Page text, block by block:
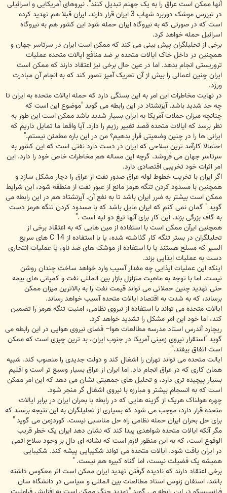
آنها ممکن است عراق را به یک جهنم تبدیل کنند". نیروهای آمریکایی و اسرائیلی
در تیررس موشک دوربرد شهاب 3 ایران قرار دارند. ایران قبلا هم تهدید کرده
است که در صورتی که به نیروگاه ایران حمله شود این کشور هم به نیروگاه
اسرائیل حمله خواهد کرد.
برخی از تحلیلگران پیش بینی می کند که ممکن است ایران در سرتاسر جهان و
همچنین در داخل خاک ایالات متحده بر ضد منافع ایالات متحده عملیات
تروریستی انجام بدهد. اما در عین حال برخی نیز اعتقاد دارند که ممکن است
ایران چنین اعمالی را بیش از آن تحریک آمیز تصور کند که به انجام آن مبادرت
ورزد.
در نهایت مخاطرات این امر به این بستگی دارد که حمله ایالات متحده به ایران تا
چه حد شدید باشد. آیزنشتاد در این رابطه می گوید "موضوع این است که
چنانچه میزان حملات آمریکا به ایران بسیار شدید باشد ممکن است این طور به
نظر برسد که ایالات متحده قصد تغییر رژیم را دارد. آیا واقعا ما تمایل داریم که
ایرانی ها را در چنین وضعیتی قرار بدهیم؟ من در این باره مطمئن نیستم."
احتمالا کارآمد ترین سلاحی که ایران در دست دارد نفتی است که این کشور به
سرتاسر جهان می فروشد. گرچه این مساله هم مخاطرات خاص خود را دارد. این
امر اثرات خود تخریبی اقتصادی دارد.
اگر ایران با تخریب خطوط لوله عراق صدور نفت از عراق را دچار مشکل سازد و
همچنین با مسدود کردن تنگه هرمز مانع از عبور نفت از منطقه شود، این شرایط
ممکن است بیشتر به ضرر ایران باشد تا به نفع آن. آیزنشتاد هم در این رابطه می
گوید " گمان نمی کنم که ایران مایل باشد که با مسدود کردن تنگه هرمز دست
به گاف بزرگی بزند. این کار برای آنها تیغ دو لبه است ."
همچنین ایرآن ممکن است با استفاده از مین هایی که به اعتقاد برخی از
تحلیلگران در بستر تنگه کار گذاشته شده، یا با استفاده از C 14 های سریع
السیر که مسلح هستند یا با استفاده از موشک های ضد ناو، یا عملیات انتحاری
دست به عملیات ایذایی بزند.
اینکه این عملیات ایذایی چه مفدار آسیب وارد خواهد ساخت چندان روشن
نیست. اما با توجه به ماهیت متزلزل بازار بین المللی نفت و کمپانی های بیمه
حتی تهدید چنین حملاتی می تواند قیمت نفت را به بالاترین میزان ممکن
برساند، که به شدت به اقتصاد ایالات متحده آسیب خواهد رساند.
ایالات متحده می تواند با استفاده از نیروی نظامی، امنیت تنگه هرمز را تضمین
کند، اما خود این امر مشکل را تشدید خواهد کرد.
ریچارد آندرس استاد مدرسه مطالعات هوا– فضای نیروی هوایی در این رابطه می
گوید "استقرار نیروی زمینی آمریکا در جنوب ایران، بد ترین چیزی است که ممکن
است اتفاق بیفتد."
ایالت متحده می تواند تهران را اشغال کند و دولت جدیدی را منصوب کند. شبیه
همان کاری که در عراق انجام داد. اما ایران از عراق بسیار وسیع تر است و اقلیم
بسیار پیچیده تری دارد، و تحلیل های جمعیتی نشان می دهد که این امر ممکن
است که به انسجام بیشتر و مبارزه با نیروی اشغال گر منجر شود.
چهره هولناک هریک از گزینه هایی که در رابطه با بحران ایران در برابر ایالات
متحده قرار دارد، موجب می شود که بسیاری از تحلیلگران به این نتیجه برسند که
برای حل بحران ایران حمله نظامی راه حل مناسبی نیست. کوردزمن می گوید "
مگر آنکه ایالات متحده شواهدی پیدا کند که نشان دهد ایران یک خطر قریب
الوقوع است، که به این منظور لازم است که نشانه ای دال بر وجود سلاح اتمی
در ایران یافت شود. ایالات متحده می تواند شکیبایی پیشه کند. شکیبایی
همیشه یک فضیلت نیست، اما گناه کبیره هم نیست. "
برخی اعتقاد دارند که نادیده گرفتن تهدید ایران ممکن است اثر معکوس داشته
باشد. استفان زنوس استاد مطالعات بین المللی و سیاسی در دانشگاه سان